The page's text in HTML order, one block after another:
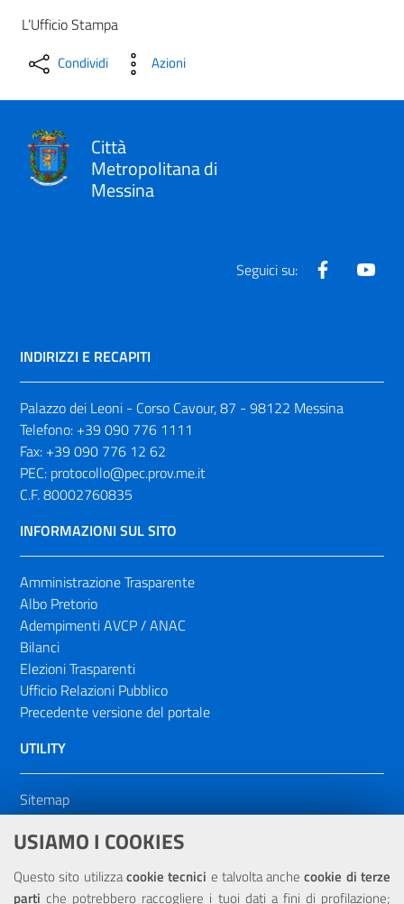
USIAMO I COOKIES
Questo sito utilizzacookie tecnici e talvolta anchecookie di terze
parti che potrebbero raccogliere i tuoi dati a fini di profilazione;
L’Ufficio Stampa
Condividi Azioni
Città
Metropolitana di
Messina
Seguici su: Facebook
INDIRIZZI E RECAPITI
Palazzo dei Leoni - Corso Cavour, 87 - 98122 Messina
Telefono: +39 090 776 1111
Fax: +39 090 776 12 62
PEC: protocollo@pec.prov.me.it
C.F. 80002760835
INFORMAZIONI SUL SITO
Amministrazione Trasparente
Albo Pretorio
Adempimenti AVCP / ANAC
Bilanci
Elezioni Trasparenti
Ufficio Relazioni Pubblico
Precedente versione del portale
UTILITY
Sitemap
Dichiarazione di accessibilità
NOTE LEGALI